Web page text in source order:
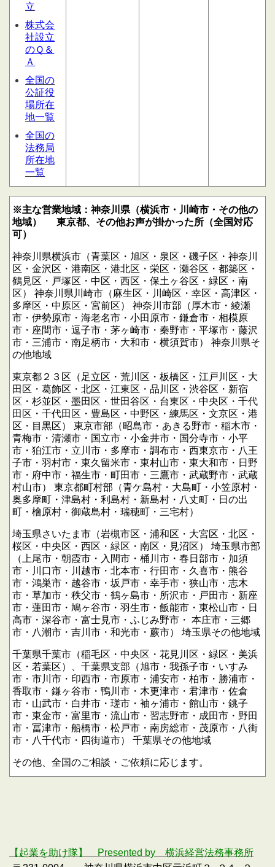
立
株式会
社設立
のＱ＆
Ａ
全国の
公証役
場所在
地一覧
全国の
法務局
所在地
一覧
※主な営業地域：神奈川県（横浜市・川崎市・その他の
地域）
東京都、その他お声が掛かった所（全国対応
可）
神奈川県横浜市（青葉区・旭区・泉区・磯子区・神奈川
区・金沢区・港南区・港北区・栄区・瀬谷区・都築区・
鶴見区・戸塚区・中区・西区・保土ヶ谷区・緑区・南
区）
神奈川県川崎市（麻生区・川崎区・幸区・高津区・
多摩区・中原区・宮前区）
神奈川市部（厚木市・綾瀬
市・伊勢原市・海老名市・小田原市・鎌倉市・相模原
市・座間市・逗子市・茅ヶ崎市・秦野市・平塚市・藤沢
市・三浦市・南足柄市・大和市・横須賀市）
神奈川県そ
の他地域
東京都２３区（足立区・荒川区・板橋区・江戸川区・大
田区・葛飾区・北区・江東区・品川区・渋谷区・新宿
区・杉並区・墨田区・世田谷区・台東区・中央区・千代
田区・千代田区・豊島区・中野区・練馬区・文京区・港
区・目黒区）
東京市部（昭島市・あきる野市・稲木市・
青梅市・清瀬市・国立市・小金井市・国分寺市・小平
市・狛江市・立川市・多摩市・調布市・西東京市・八王
子市・羽村市・東久留米市・東村山市・東大和市・日野
市・府中市・福生市・町田市・三鷹市・武蔵野市・武蔵
村山市）
東京都町村部（青ケ島村・大島町・小笠原村・
奥多摩町・津島村・利島村・新島村・八丈町・日の出
町・檜原村・御蔵島村・瑞穂町・三宅村）
埼玉県さいたま市（岩槻市区・浦和区・大宮区・北区・
桜区・中央区・西区・緑区・南区・見沼区）
埼玉県市部
（上尾市・朝霞市・入間市・桶川市・春日部市・加須
市・川口市・川越市・北本市・行田市・久喜市・熊谷
市・鴻巣市・越谷市・坂戸市・幸手市・狭山市・志木
市・草加市・秩父市・鶴ヶ島市・所沢市・戸田市・新座
市・蓮田市・鳩ヶ谷市・羽生市・飯能市・東松山市・日
高市・深谷市・富士見市・ふじみ野市・ 本庄市・三郷
市・八潮市・吉川市・和光市・蕨市）
埼玉県その他地域
千葉県千葉市（稲毛区・中央区・花見川区・緑区・美浜
区・若葉区）、千葉県支部（旭市・我孫子市・いすみ
市・市川市・印西市・市原市・浦安市・柏市・勝浦市・
香取市・鎌ヶ谷市・鴨川市・木更津市・君津市・佐倉
市・山武市・白井市・瑳市・袖ヶ浦市・館山市・銚子
市・東金市・富里市・流山市・習志野市・成田市・野田
市・冨津市・船橋市・松戸市・南房総市・茂原市・八街
市・八千代市・四街道市）
千葉県その他地域
その他、全国のご相談・ご依頼に応じます。
【起業を助け隊】 Presented by 横浜経営法務事務所